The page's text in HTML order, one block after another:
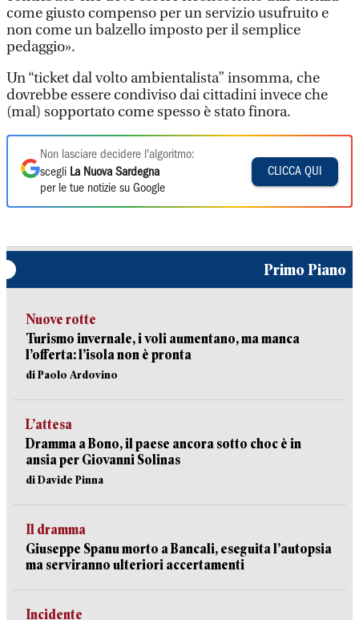
come giusto compenso per un servizio usufruito e
non come un balzello imposto per il semplice
pedaggio».
Un “ticket dal volto ambientalista” insomma, che
dovrebbe essere condiviso dai cittadini invece che
(mal) sopportato come spesso è stato finora.
Non lasciare decidere l'algoritmo:
scegli La Nuova Sardegna
per le tue notizie su Google
CLICCA QUI
Primo Piano
Nuove rotte
Turismo invernale, i voli aumentano, ma manca
l’offerta: l’isola non è pronta
di Paolo Ardovino
L’attesa
Dramma a Bono, il paese ancora sotto choc è in
ansia per Giovanni Solinas
di Davide Pinna
Il dramma
Giuseppe Spanu morto a Bancali, eseguita l’autopsia
ma serviranno ulteriori accertamenti
Incidente